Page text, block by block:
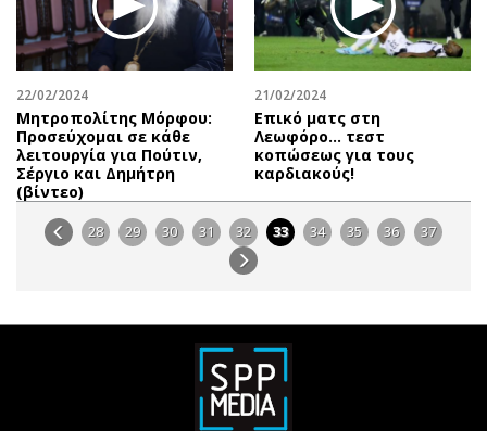
22/02/2024
Μητροπολίτης Μόρφου:
Προσεύχομαι σε κάθε
λειτουργία για Πούτιν,
Σέργιο και Δημήτρη
(βίντεο)
21/02/2024
Επικό ματς στη
Λεωφόρο… τεστ
κοπώσεως για τους
καρδιακούς!
28 29 30 31 32 33 34 35 36 37